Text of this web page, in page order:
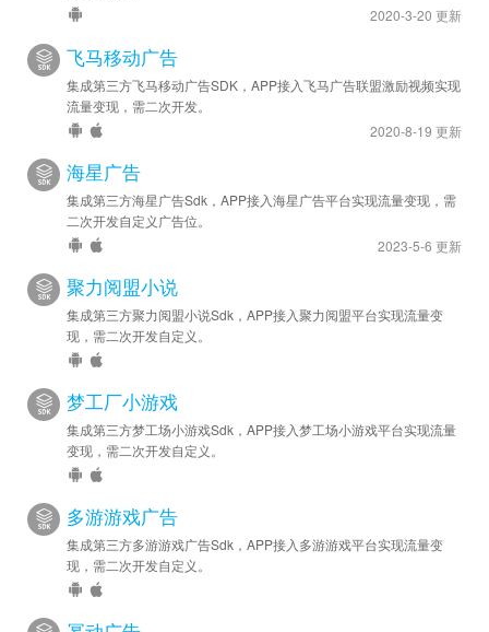
2020-3-20 更新
飞马移动广告
集成第三方飞马移动广告SDK，APP接入飞马广告联盟激励视频实现
流量变现，需二次开发。
2020-8-19 更新
海星广告
集成第三方海星广告Sdk，APP接入海星广告平台实现流量变现，需
二次开发自定义广告位。
2023-5-6 更新
聚力阅盟小说
集成第三方聚力阅盟小说Sdk，APP接入聚力阅盟平台实现流量变
现，需二次开发自定义。
梦工厂小游戏
集成第三方梦工场小游戏Sdk，APP接入梦工场小游戏平台实现流量
变现，需二次开发自定义。
多游游戏广告
集成第三方多游游戏广告Sdk，APP接入多游游戏平台实现流量变
现，需二次开发自定义。